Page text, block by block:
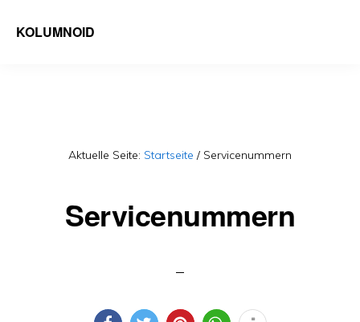
KOLUMNOID
Aktuelle Seite: Startseite / Servicenummern
Servicenummern